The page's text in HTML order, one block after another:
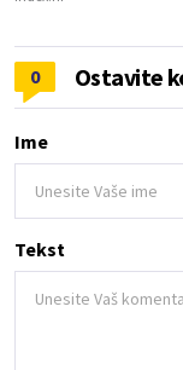
0 Ostavite
Ime
Tekst